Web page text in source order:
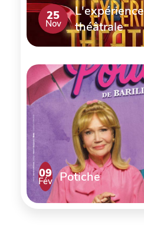
25
Nov
L'expérience
théâtrale
09
Fév Potiche